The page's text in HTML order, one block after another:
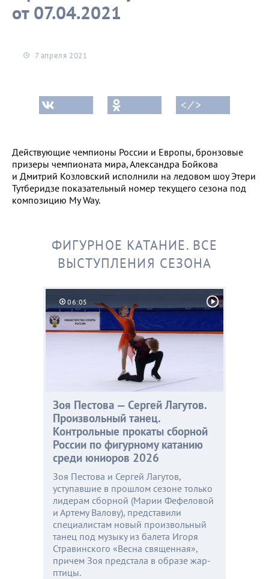
от 07.04.2021
7 апреля 2021
< ⁄ >
Действующие чемпионы России и Европы, бронзовые
призеры чемпионата мира, Александра Бойкова
и Дмитрий Козловский исполнили на ледовом шоу Этери
Тутберидзе показательный номер текущего сезона под
композицию My Way.
ФИГУРНОЕ КАТАНИЕ. ВСЕ
ВЫСТУПЛЕНИЯ СЕЗОНА
06:05
Зоя Пестова — Сергей Лагутов.
Произвольный танец.
Контрольные прокаты сборной
России по фигурному катанию
среди юниоров 2026
Зоя Пестова и Сергей Лагутов,
уступавшие в прошлом сезоне только
лидерам сборной (Марии Фефеловой
и Артему Валову), представили
специалистам новый произвольный
танец под музыку из балета Игоря
Стравинского «Весна священная»,
причем Зоя предстала в образе жар-
птицы.